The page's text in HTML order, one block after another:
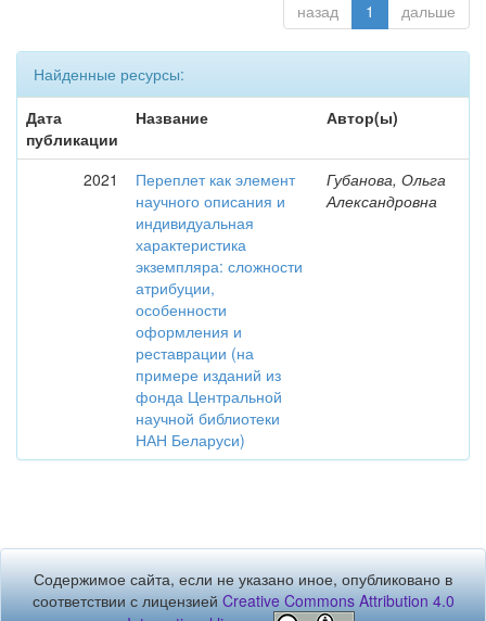
назад 1 дальше
Найденные ресурсы:
Дата
публикации
Название Автор(ы)
2021
Переплет как элемент
научного описания и
индивидуальная
характеристика
экземпляра: сложности
атрибуции,
особенности
оформления и
реставрации (на
примере изданий из
фонда Центральной
научной библиотеки
НАН Беларуси)
Губанова, Ольга
Александровна
Содержимое сайта, если не указано иное, опубликовано в
соответствии с лицензиейCreative Commons Attribution 4.0